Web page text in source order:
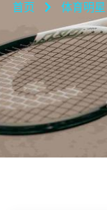
首页 体育明星